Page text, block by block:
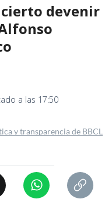
devenir
a las 17:50
y transparencia de BBCL